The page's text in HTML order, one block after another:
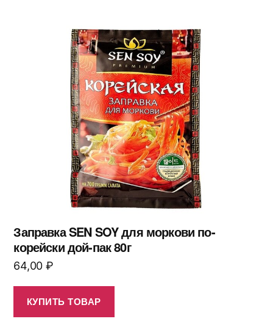
Заправка SEN SOY для моркови по-
корейски дой-пак 80г
64,00 ₽
КУПИТЬ ТОВАР